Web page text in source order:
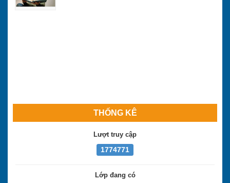
THỐNG KÊ
Lượt truy cập
1774771
Lớp đang có